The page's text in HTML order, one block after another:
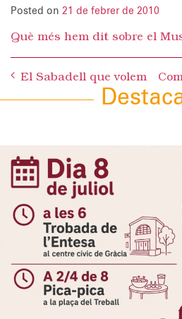
Posted on 21 de febrer de 2010
Què més hem dit sobre el
navigation
El Sabadell que volem